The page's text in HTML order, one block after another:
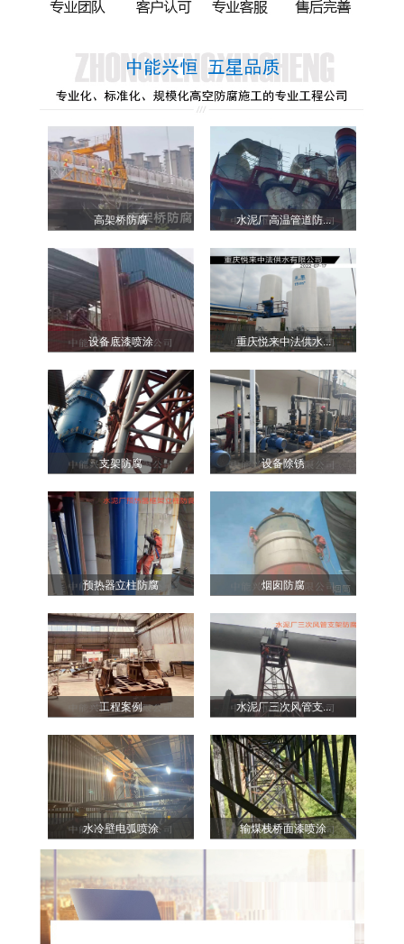
高架桥防腐 水泥厂高温管道防...
设备底漆喷涂 重庆悦来中法供水...
支架防腐 设备除锈
预热器立柱防腐 烟囱防腐
工程案例 水泥厂三次风管支...
水冷壁电弧喷涂 输煤栈桥面漆喷涂